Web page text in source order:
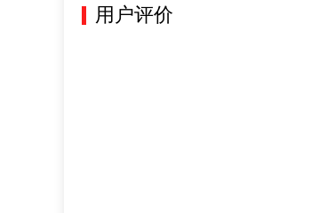
用户评价